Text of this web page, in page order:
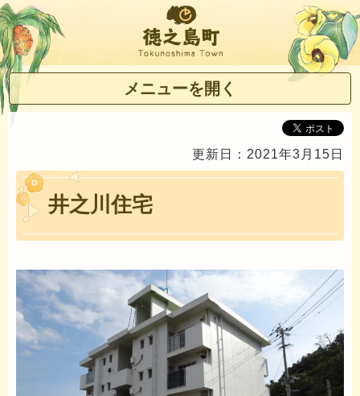
徳之島町
メニューを開く
更新日：2021年3月15日
井之川住宅